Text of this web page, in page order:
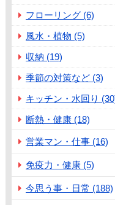
フローリング (6)
風水・植物 (5)
収納 (19)
季節の対策など (3)
キッチン・水回り
断熱・健康 (18)
営業マン・仕事 (16)
免疫力・健康 (5)
今思う事・日常 (188)